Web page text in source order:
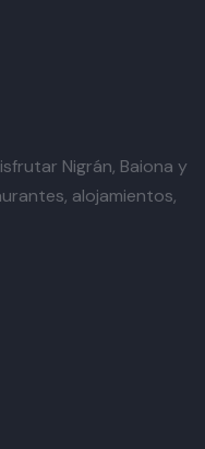
Nigrán, Baiona y
alojamientos,